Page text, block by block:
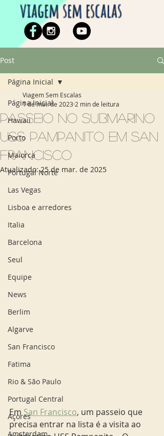
viagem sem escalas
Post
Página Inicial
Hawaii
Porto
Maiorca
Portugal Norte
Las Vegas
Lisboa e arredores
Italia
Barcelona
Seul
Equipe
News
Berlim
Algarve
San Francisco
Fatima
Rio & São Paulo
Portugal Central
Açores
Amsterdam
Página Inicial
Passeio no submarino
USS Pampanito em San
Francisco
Viagem Sem Escalas
1 de mai. de 2023 2 min de leitura
Atualizado:25 de mar. de 2025
Em San Francisco, um passeio que
precisa entrar na lista é a visita ao